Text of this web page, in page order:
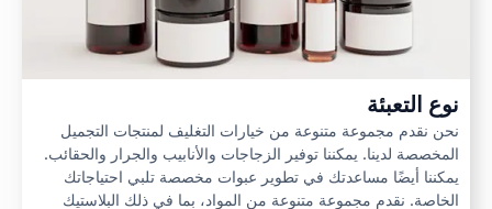
نوع التعبئة
نحن نقدم مجموعة متنوعة من خيارات التغليف لمنتجات التجميل
المخصصة لدينا. يمكننا توفير الزجاجات والأنابيب والجرار والحقائب.
يمكننا أيضًا مساعدتك في تطوير عبوات مخصصة تلبي احتياجاتك
الخاصة. نقدم مجموعة متنوعة من المواد، بما في ذلك البلاستيك